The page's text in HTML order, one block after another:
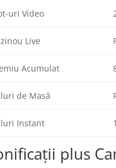
uri Video
Live
Acumulat
de Masă
Instant
plus